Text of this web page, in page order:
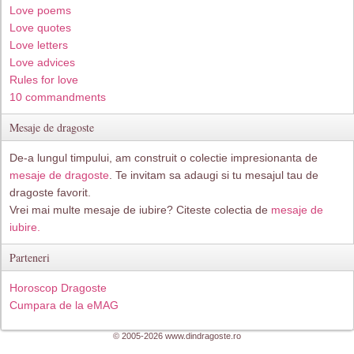
Love poems
Love quotes
Love letters
Love advices
Rules for love
10 commandments
Mesaje de dragoste
De-a lungul timpului, am construit o colectie impresionanta de
mesaje de dragoste . Te invitam sa adaugi si tu mesajul tau de
dragoste favorit.
Vrei mai multe mesaje de iubire? Citeste colectia de mesaje de
iubire.
Parteneri
Horoscop Dragoste
Cumpara de la eMAG
© 2005-2026 www.dindragoste.ro